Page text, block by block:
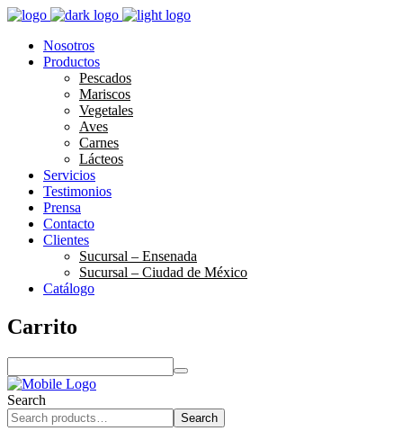
Nosotros
Productos
Pescados
Mariscos
Vegetales
Aves
Carnes
Lácteos
Servicios
Testimonios
Prensa
Contacto
Clientes
Sucursal – Ensenada
Sucursal – Ciudad de México
Catálogo
Carrito
e
a
r
c
Search
Search